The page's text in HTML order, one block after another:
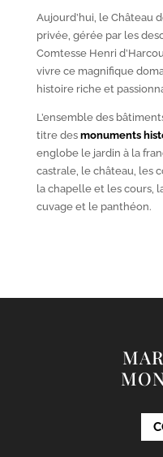
Aujourd’hui, le Château
privée, gérée par les
Comtesse Henri
vivre ce magnifique
histoire riche et
L’ensemble des
titre des monuments
englobe le jardin à la
castrale, le château, les
la chapelle et les cours,
cuvage et le panthéon.